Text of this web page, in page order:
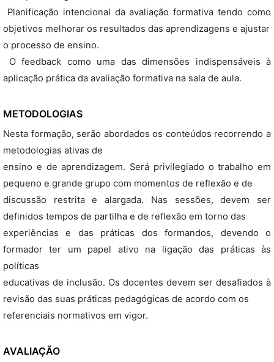
 Planificação intencional da avaliação formativa tendo como
objetivos melhorar os resultados das aprendizagens e ajustar
o processo de ensino.
 O feedback como uma das dimensões indispensáveis à
aplicação prática da avaliação formativa na sala de aula.
METODOLOGIAS
Nesta formação, serão abordados os conteúdos recorrendo a
metodologias ativas de
ensino e de aprendizagem. Será privilegiado o trabalho em
pequeno e grande grupo com momentos de reflexão e de
discussão restrita e alargada. Nas sessões, devem ser
definidos tempos de partilha e de reflexão em torno das
experiências e das práticas dos formandos, devendo o
formador ter um papel ativo na ligação das práticas às
políticas
educativas de inclusão. Os docentes devem ser desafiados à
revisão das suas práticas pedagógicas de acordo com os
referenciais normativos em vigor.
AVALIAÇÃO